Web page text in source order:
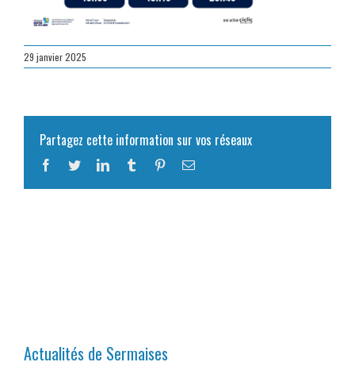
29 janvier 2025
Partagez cette information sur vos réseaux
Facebook
TwitterLinkedInTumblr PinterestEmail
Actualités de Sermaises